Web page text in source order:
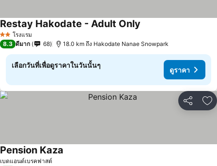
2 ดาวโรงแรม
Restay Hakodate - Adult Only
8.3 ดีมาก 68 18.0 km ถึง Hakodate Nanae Snowpark
เลือกวันที่เพื่อดูราคาในวันนั้นๆ
ดูราคา
แชร์ เ
เบดแอนด์เบรคฟาสต์
Pension Kaza